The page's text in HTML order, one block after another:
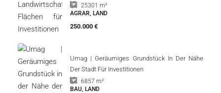
25301 m²
AGRAR, LAND
250.000 €
Umag | Geräumiges Grundstück In Der Nähe
Der Stadt Für Investitionen
6857 m²
BAU, LAND